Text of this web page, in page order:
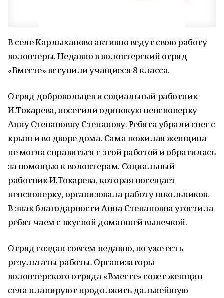
В селе Карлыханово активно ведут свою работу
волонтеры. Недавно в волонтерский отряд
«Вместе» вступили учащиеся 8 класса.
Отряд добровольцев и социальный работник
И.Токарева, посетили одинокую пенсионерку
Анну Степановну Степанову. Ребята убрали снег с
крыш и во дворе дома. Сама пожилая женщина
не могла справиться с этой работой и обратилась
за помощью к волонтерам. Социальный
работник И.Токарева, которая посещает
пенсионерку, организовала работу школьников.
В знак благодарности Анна Степановна угостила
ребят чаем с вкусной домашней выпечкой.
Отряд создан совсем недавно, но уже есть
результаты работы. Организаторы
волонтерского отряда «Вместе» совет женщин
села планируют продолжить дальнейшую